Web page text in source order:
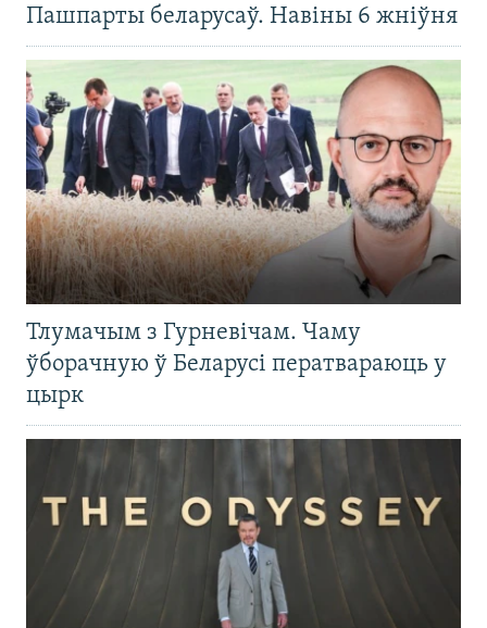
Пашпарты беларусаў. Навіны 6 жніўня
Тлумачым з Гурневічам. Чаму
ўборачную ў Беларусі ператвараюць у
цырк